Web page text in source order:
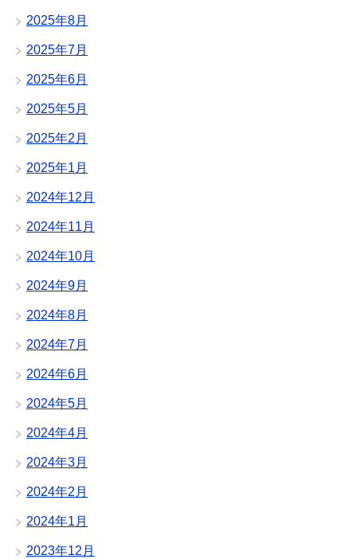
2025年8月
2025年7月
2025年6月
2025年5月
2025年2月
2025年1月
2024年12月
2024年11月
2024年10月
2024年9月
2024年8月
2024年7月
2024年6月
2024年5月
2024年4月
2024年3月
2024年2月
2024年1月
2023年12月